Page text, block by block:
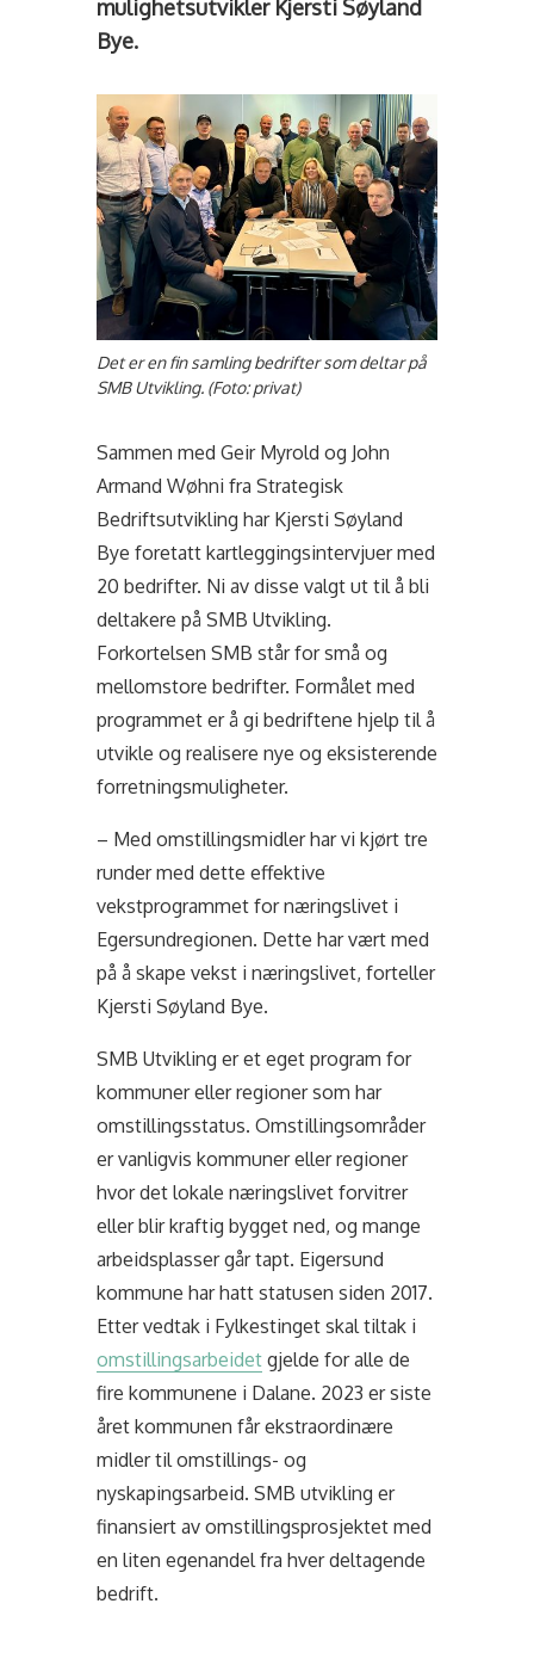
mulighetsutvikler Kjersti Søyland
Bye.
Det er en fin samling bedrifter som deltar på
SMB Utvikling. (Foto: privat)
Sammen med Geir Myrold og John
Armand Wøhni fra Strategisk
Bedriftsutvikling har Kjersti Søyland
Bye foretatt kartleggingsintervjuer med
20 bedrifter. Ni av disse valgt ut til å bli
deltakere på SMB Utvikling.
Forkortelsen SMB står for små og
mellomstore bedrifter. Formålet med
programmet er å gi bedriftene hjelp til å
utvikle og realisere nye og eksisterende
forretningsmuligheter.
– Med omstillingsmidler har vi kjørt tre
runder med dette effektive
vekstprogrammet for næringslivet i
Egersundregionen. Dette har vært med
på å skape vekst i næringslivet, forteller
Kjersti Søyland Bye.
SMB Utvikling er et eget program for
kommuner eller regioner som har
omstillingsstatus. Omstillingsområder
er vanligvis kommuner eller regioner
hvor det lokale næringslivet forvitrer
eller blir kraftig bygget ned, og mange
arbeidsplasser går tapt. Eigersund
kommune har hatt statusen siden 2017.
Etter vedtak i Fylkestinget skal tiltak i
omstillingsarbeidetgjelde for alle de
fire kommunene i Dalane. 2023 er siste
året kommunen får ekstraordinære
midler til omstillings- og
nyskapingsarbeid. SMB utvikling er
finansiert av omstillingsprosjektet med
en liten egenandel fra hver deltagende
bedrift.